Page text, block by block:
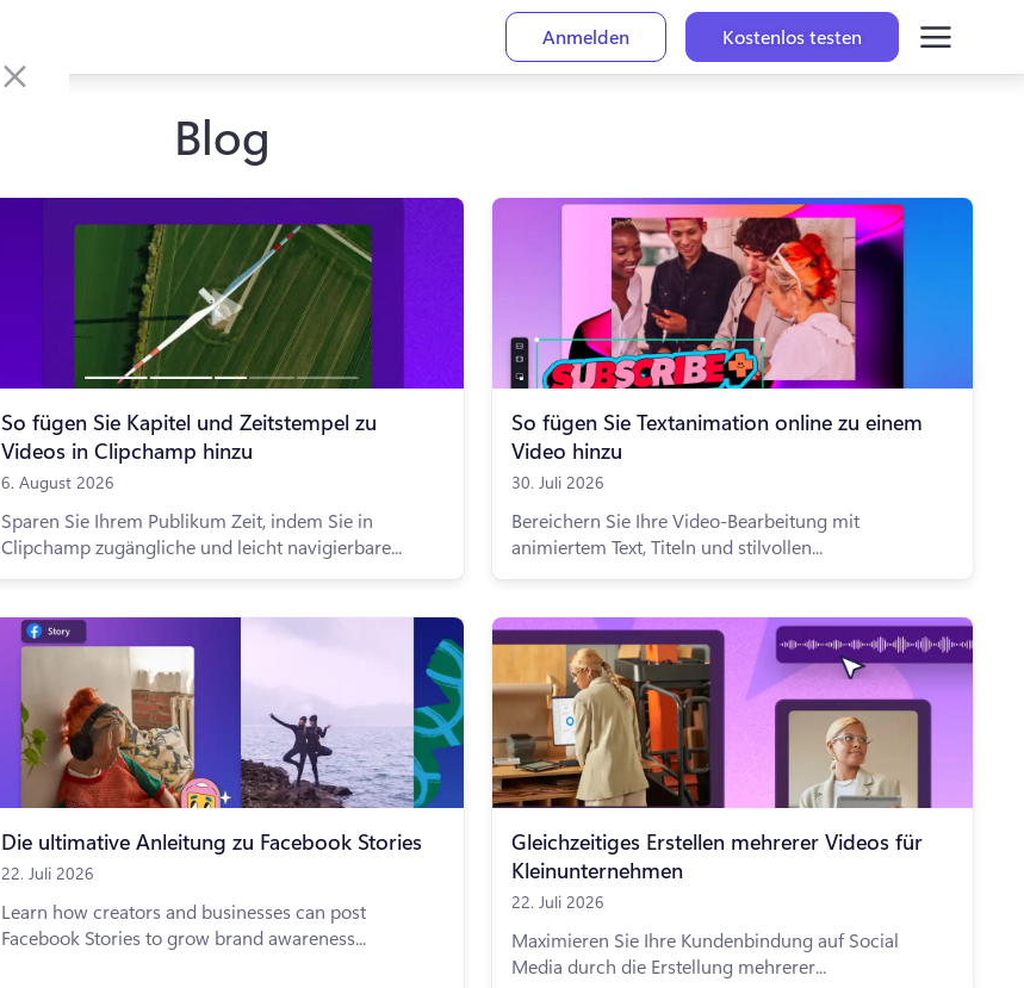
Anmelden
Kostenlos testen
Blog
So fügen Sie Kapitel und Zeitstempel zu
Videos in Clipchamp hinzu
6. August 2026
Sparen Sie Ihrem Publikum Zeit, indem Sie in
Clipchamp zugängliche und leicht navigierbare...
So fügen Sie Textanimation online zu einem
Video hinzu
30. Juli 2026
Bereichern Sie Ihre Video-Bearbeitung mit
animiertem Text, Titeln und stilvollen...
Die ultimative Anleitung zu Facebook Stories
22. Juli 2026
Learn how creators and businesses can post
Facebook Stories to grow brand awareness...
Gleichzeitiges Erstellen mehrerer Videos für
Kleinunternehmen
22. Juli 2026
Maximieren Sie Ihre Kundenbindung auf Social
Media durch die Erstellung mehrerer...